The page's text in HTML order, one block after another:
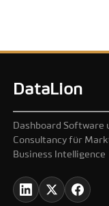
DataLion
Dashboard Software
Consultancy für
Business Intelligence